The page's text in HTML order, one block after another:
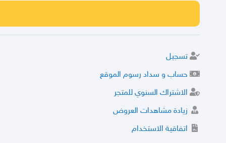
تسجيل
حساب و سداد رسوم الموقع
الاشتراك السنوي للمتجر
زيادة مشاهدات العروض
اتفاقية الاستخدام